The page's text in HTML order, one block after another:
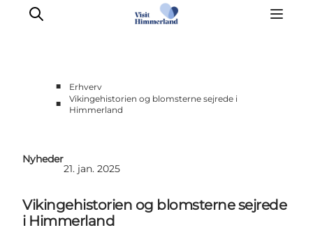
Møder & aktiviteter
Presse
Projekter
Info Spots
Om Destination Himmerland
■
Erhverv
■
Vikingehistorien og blomsterne sejrede i
Himmerland
Nyheder
21. jan. 2025
Vikingehistorien og blomsterne sejrede
i Himmerland